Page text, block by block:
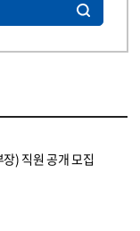
) 직원 공개 모집